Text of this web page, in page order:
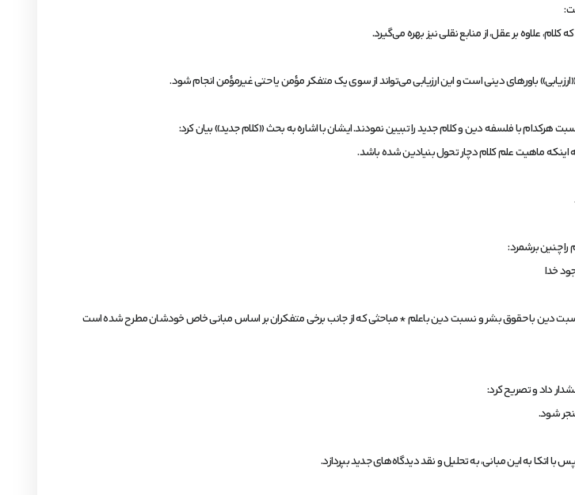
علاوه بر عقل، از منابع نقلی نیز بهره می‌گیرد.
باورهای دینی است و این ارزیابی می‌تواند از سوی یک متفکر مؤمن یا حتی غیرمؤمن انجام شود.
اینکه ماهیت علم کلام دچار تحول بنیادین شده باشد.
چنین برشمرد:
خدا
دین با حقوق بشر و نسبت دین باعلم * مباحثی که از جانب برخی متفکران بر اساس مبانی خاص خودشان مطرح شده است
داد و تصریح کرد:
شود.
اتکا به این مبانی، به تحلیل و نقد دیدگاه‌های جدید بپردازد.